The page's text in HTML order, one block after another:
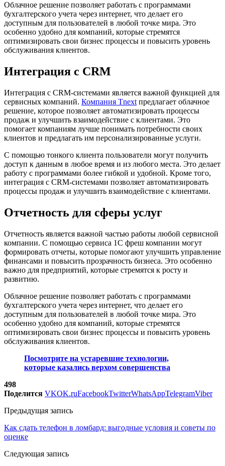
Облачное решение позволяет работать с программами
бухгалтерского учета через интернет, что делает его
доступным для пользователей в любой точке мира. Это
особенно удобно для компаний, которые стремятся
оптимизировать свои бизнес процессы и повысить уровень
обслуживания клиентов.
Интеграция с CRM
Интеграция с CRM-системами является важной функцией для
сервисных компаний. Компания Tnext предлагает облачное
решение, которое позволяет автоматизировать процессы
продаж и улучшить взаимодействие с клиентами. Это
помогает компаниям лучше понимать потребности своих
клиентов и предлагать им персонализированные услуги.
С помощью тонкого клиента пользователи могут получить
доступ к данным в любое время и из любого места. Это делает
работу с программами более гибкой и удобной. Кроме того,
интеграция с CRM-системами позволяет автоматизировать
процессы продаж и улучшить взаимодействие с клиентами.
Отчетность для сферы услуг
Отчетность является важной частью работы любой сервисной
компании. С помощью сервиса 1С фреш компании могут
формировать отчеты, которые помогают улучшить управление
финансами и повысить прозрачность бизнеса. Это особенно
важно для предприятий, которые стремятся к росту и
развитию.
Облачное решение позволяет работать с программами
бухгалтерского учета через интернет, что делает его
доступным для пользователей в любой точке мира. Это
особенно удобно для компаний, которые стремятся
оптимизировать свои бизнес процессы и повысить уровень
обслуживания клиентов.
Посмотрите на устаревшие технологии,
которые казались верхом совершенства
498
Поделится VKOK.ruFacebookTwitterWhatsAppTelegramViber
Предыдущая запись
Как сдать телефон в ломбард: выгодные условия и советы по
оценке
Следующая запись